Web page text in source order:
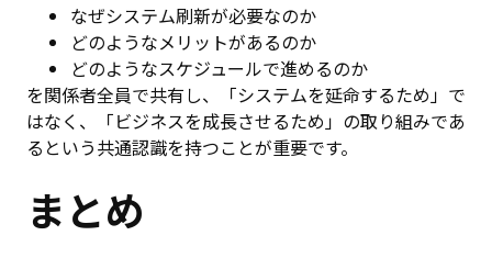
なぜシステム刷新が必要なのか
どのようなメリットがあるのか
どのようなスケジュールで進めるのか
を関係者全員で共有し、「システムを延命するため」で
はなく、「ビジネスを成長させるため」の取り組みであ
るという共通認識を持つことが重要です。
まとめ